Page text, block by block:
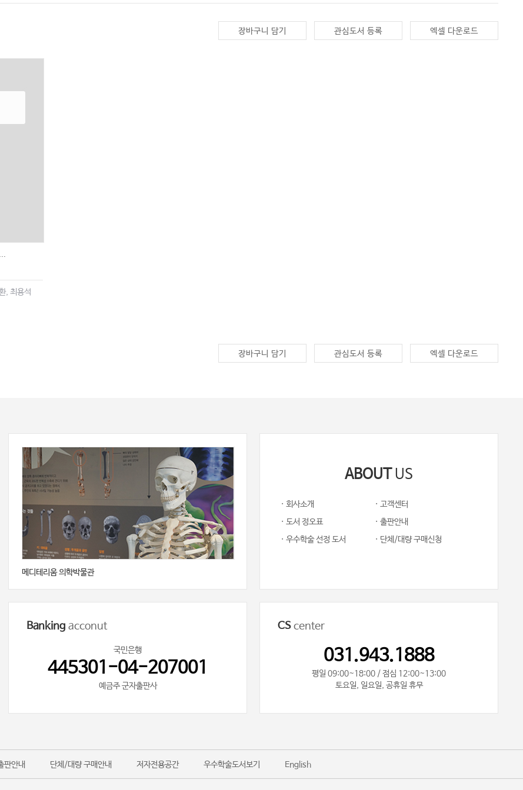
장바구니 담기 관심도서 등록 엑셀 다운로드
, 최용석
장바구니 담기 관심도서 등록 엑셀 다운로드
메디테리움 의학박물관
ABOUT US
· 회사소개
· 고객센터
· 도서 정오표
· 출판안내
· 우수학술 선정 도서
· 단체/대량 구매신청
Banking acconut
국민은행
445301-04-207001
예금주 군자출판사
CS center
031.943.1888
평일 09:00~18:00 / 점심 12:00~13:00
토요일, 일요일, 공휴일 휴무
판안내 단체/대량 구매안내 저자전용공간 우수학술도서보기 English